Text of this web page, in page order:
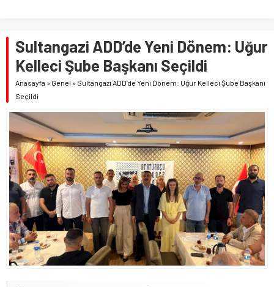
Sultangazi ADD’de Yeni Dönem: Uğur
Kelleci Şube Başkanı Seçildi
Anasayfa » Genel » Sultangazi ADD’de Yeni Dönem: Uğur Kelleci Şube Başkanı
Seçildi